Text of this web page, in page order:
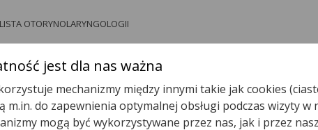
OTORYNOLARYNGOLOGII
jest dla nas ważna
mechanizmy między innymi takie jak cookies
m.in. do zapewnienia optymalnej obsługi podczas wizyty w
mogą być wykorzystywane przez nas, jak i przez